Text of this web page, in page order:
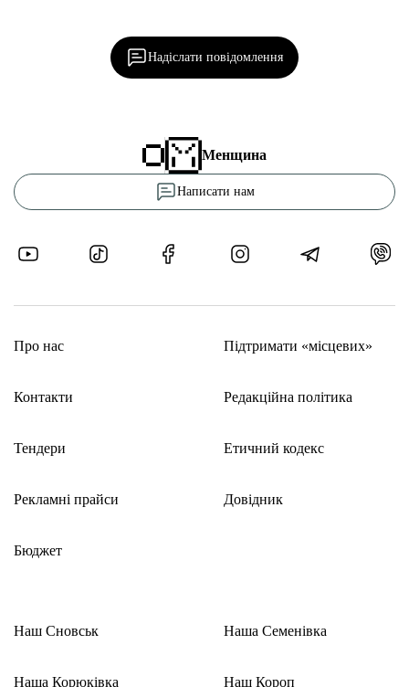
Надіслати повідомлення
Менщина
Написати нам
Про нас
Контакти
Тендери
Рекламні прайси
Бюджет
Підтримати «місцевих»
Редакційна політика
Етичний кодекс
Довідник
Наш Сновськ
Наша Корюківка
Наша Семенівка
Наш Короп